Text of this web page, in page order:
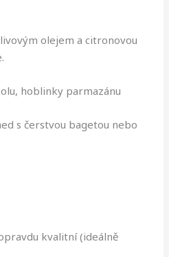
olejem a citronovou
hoblinky parmazánu
s čerstvou bagetou nebo
kvalitní (ideálně